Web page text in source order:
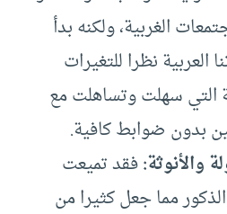
الغربية، ولكنه بدأ
نظرا للتغيرات
التي سهلت وتساهلت مع
بدون ضوابط كافية.
والأنوثة:فقد تميعت
مما جعل كثيرا من